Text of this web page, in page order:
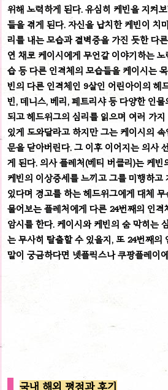
위해 노력하게 된다. 유심히 케빈을 지켜
들을 겪게 된다. 자신을 납치한 케빈이 치
리를 내는 모습과 결벽증을 가진 듯한 다
연 채로 케이시에게 무언갈 이야기하는
습 등 다른 인격체의 모습들을 케이시는
빈의 다른 인격체인 9살인 어린아이의 헤
빈, 데니스, 베리, 페트리샤 등 다양한 인
되고 헤드위그의 심리를 읽으며 여러 가
있게 도와달라고 하지만 그는 케이시의
문을 닫아버린다. 그 이후 이어지는 의사
게 된다. 의사 플레처(베티 버클리)는 케
케빈의 이상증세를 느끼고 그를 미행하고
있다며 경고를 하는 헤드위그에게 대체
물어보는 플레처에게 다른 24번째의 인
암시를 한다. 케이시와 케빈의 숨 막히는
는 무사히 탈출할 수 있을지, 또 24번째의
말이 궁금하다면 넷플릭스나 쿠팡플레이
국내 해외 평점과 후기